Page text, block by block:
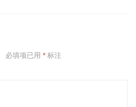
必填项已用 *标注